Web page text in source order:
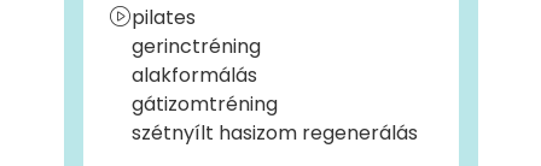
pilates
gerinctréning
alakformálás
gátizomtréning
szétnyílt hasizom regenerálás